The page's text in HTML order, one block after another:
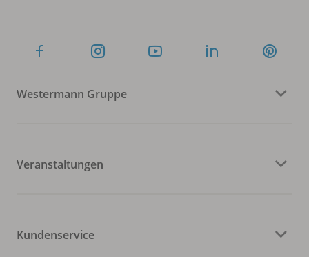
Westermann Gruppe
Veranstaltungen
Kundenservice